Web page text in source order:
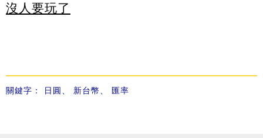
沒人要玩了
關鍵字： 日圓 新台幣 匯率